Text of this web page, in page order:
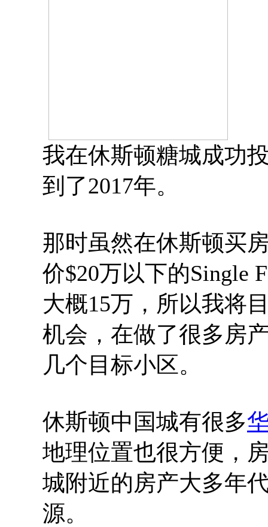
我在休斯顿糖城成功
到了2017年。
那时虽然在休斯顿买
价$20万以下的Single
大概15万，所以我将
机会，在做了很多房
几个目标小区。
休斯顿中国城有很多
地理位置也很方便，
城附近的房产大多年
源。